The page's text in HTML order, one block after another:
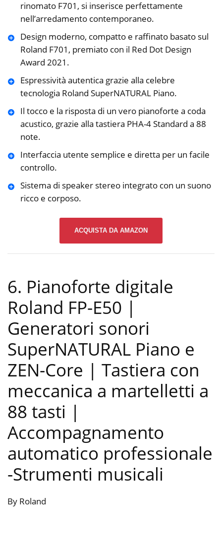
rinomato F701, si inserisce perfettamente
nell’arredamento contemporaneo.
Design moderno, compatto e raffinato basato sul
Roland F701, premiato con il Red Dot Design
Award 2021.
Espressività autentica grazie alla celebre
tecnologia Roland SuperNATURAL Piano.
Il tocco e la risposta di un vero pianoforte a coda
acustico, grazie alla tastiera PHA-4 Standard a 88
note.
Interfaccia utente semplice e diretta per un facile
controllo.
Sistema di speaker stereo integrato con un suono
ricco e corposo.
ACQUISTA DA AMAZON
6. Pianoforte digitale
Roland FP-E50 |
Generatori sonori
SuperNATURAL Piano e
ZEN-Core | Tastiera con
meccanica a martelletti a
88 tasti |
Accompagnamento
automatico professionale
-Strumenti musicali
By Roland